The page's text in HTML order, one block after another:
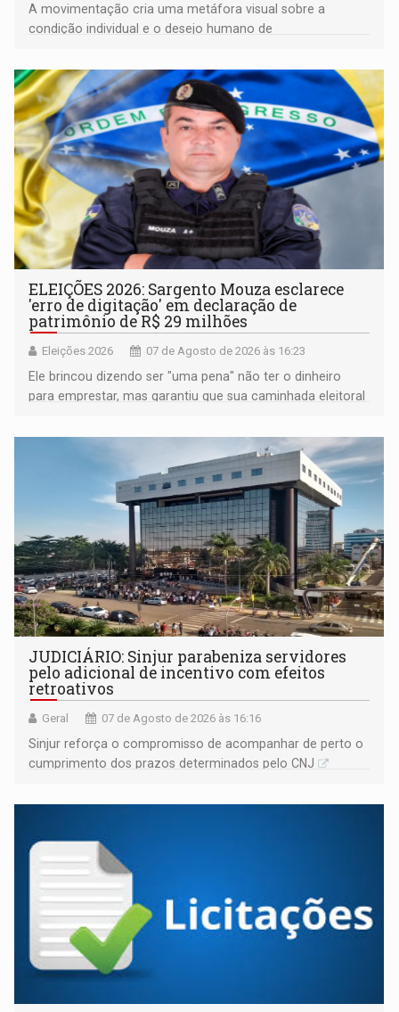
A movimentação cria uma metáfora visual sobre a
condição individual e o desejo humano de
ELEIÇÕES 2026: Sargento Mouza esclarece
'erro de digitação' em declaração de
patrimônio de R$ 29 milhões
Eleições 2026 07 de Agosto de 2026 às 16:23
Ele brincou dizendo ser "uma pena" não ter o dinheiro
para emprestar, mas garantiu que sua caminhada eleitoral
JUDICIÁRIO: Sinjur parabeniza servidores
pelo adicional de incentivo com efeitos
retroativos
Geral 07 de Agosto de 2026 às 16:16
Sinjur reforça o compromisso de acompanhar de perto o
cumprimento dos prazos determinados pelo CNJ